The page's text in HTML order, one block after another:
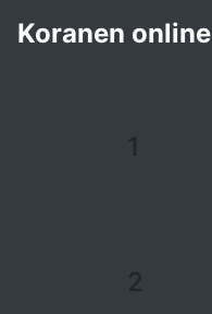
Koranen online
Koranen
2